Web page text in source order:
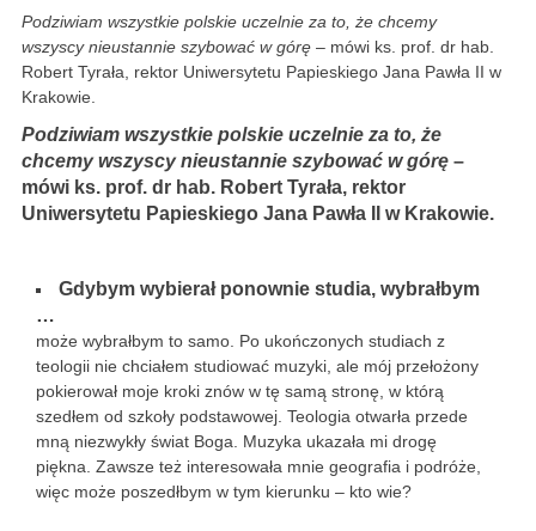
Podziwiam wszystkie polskie uczelnie za to, że chcemy
wszyscy nieustannie szybować w górę – mówi ks. prof. dr hab.
Robert Tyrała, rektor Uniwersytetu Papieskiego Jana Pawła II w
Krakowie.
Podziwiam wszystkie polskie uczelnie za to, że
chcemy wszyscy nieustannie szybować w górę –
mówi ks. prof. dr hab. Robert Tyrała, rektor
Uniwersytetu Papieskiego Jana Pawła II w Krakowie.
Gdybym wybierał ponownie studia, wybrałbym
…
może wybrałbym to samo. Po ukończonych studiach z
teologii nie chciałem studiować muzyki, ale mój przełożony
pokierował moje kroki znów w tę samą stronę, w którą
szedłem od szkoły podstawowej. Teologia otwarła przede
mną niezwykły świat Boga. Muzyka ukazała mi drogę
piękna. Zawsze też interesowała mnie geografia i podróże,
więc może poszedłbym w tym kierunku – kto wie?